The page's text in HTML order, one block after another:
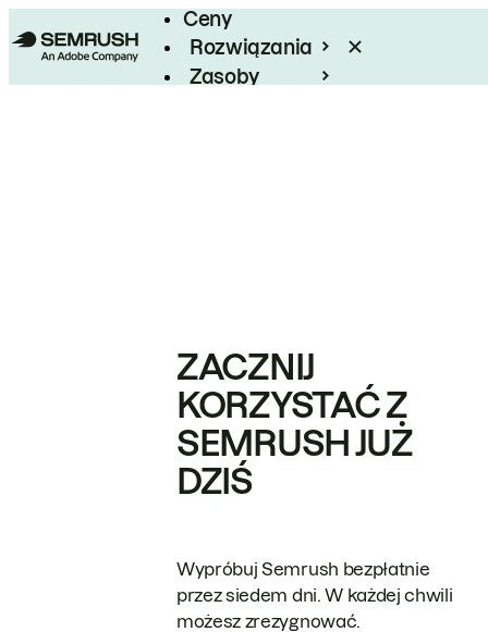
Ceny
Rozwiązania
Zasoby
ZACZNIJ
KORZYSTAĆ Z
SEMRUSH JUŻ
DZIŚ
Wypróbuj Semrush bezpłatnie
przez siedem dni. W każdej chwili
możesz zrezygnować.